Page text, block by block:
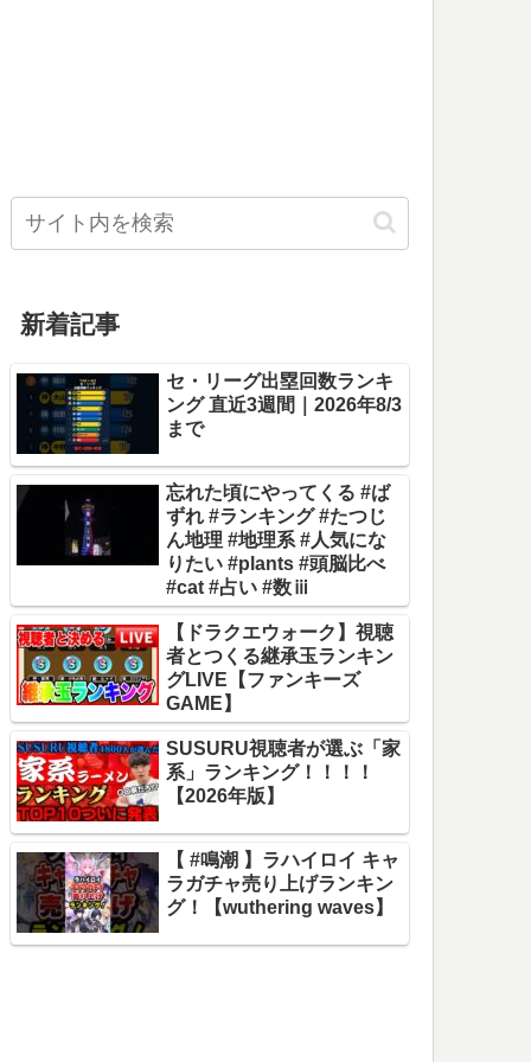
新着記事
セ・リーグ出塁回数ランキ
ング 直近3週間｜2026年8/3
まで
忘れた頃にやってくる #ば
ずれ #ランキング #たつじ
ん地理 #地理系 #人気にな
りたい #plants #頭脳比べ
#cat #占い #数ⅲ
【ドラクエウォーク】視聴
者とつくる継承玉ランキン
グLIVE【ファンキーズ
GAME】
SUSURU視聴者が選ぶ「家
系」ランキング！！！！
【2026年版】
【 #鳴潮 】ラハイロイ キャ
ラガチャ売り上げランキン
グ！【wuthering waves】